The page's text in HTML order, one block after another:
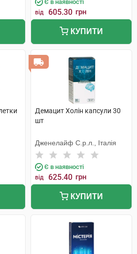
Є в наявності
від 605.30 грн
КУПИТИ
Демацит Холін капсули 30
шт
Дженелайф С.р.л., Італія
Є в наявності
від 625.40 грн
КУПИТИ